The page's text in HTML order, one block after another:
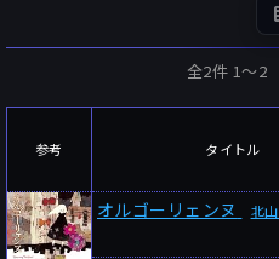
全2件 1〜
参考 タイトル
オルゴーリェンヌ 北